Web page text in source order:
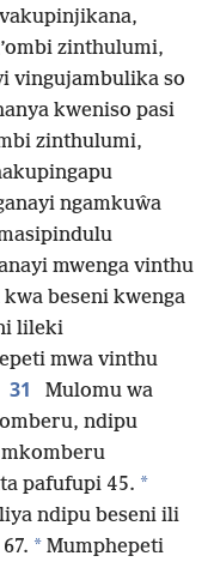
zinthulumi,
vingujambulika so
kweniso pasi
zinthulumi,
ngamkuŵa
mwenga vinthu
beseni kwenga
lileki
mwa vinthu
31
Mulomu wa
ndipu
pafufupi 45. *
ndipu beseni ili
* Mumphepeti